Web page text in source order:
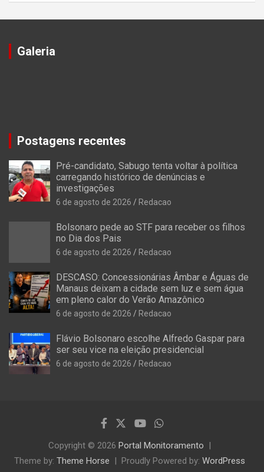
Galeria
Postagens recentes
Pré-candidato, Sabugo tenta voltar à política
carregando histórico de denúncias e
investigações
6 de agosto de 2026 Redacao
Bolsonaro pede ao STF para receber os filhos
no Dia dos Pais
6 de agosto de 2026 Redacao
DESCASO: Concessionárias Âmbar e Águas de
Manaus deixam a cidade sem luz e sem água
em pleno calor do Verão Amazônico
6 de agosto de 2026 Redacao
Flávio Bolsonaro escolhe Alfredo Gaspar para
ser seu vice na eleição presidencial
6 de agosto de 2026 Redacao
Copyright © 2026 Portal Monitoramento
Theme by: Theme Horse Proudly Powered by: WordPress